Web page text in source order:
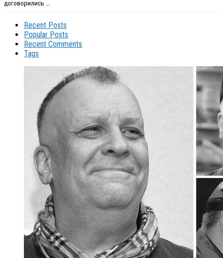
договорились …
Recent Posts
Popular Posts
Recent Comments
Tags